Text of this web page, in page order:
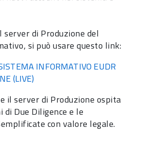
server di Produzione del
si può usare questo link:
INFORMATIVO EUDR
(LIVE)
il server di Produzione ospita
di Due Diligence e le
con valore legale.